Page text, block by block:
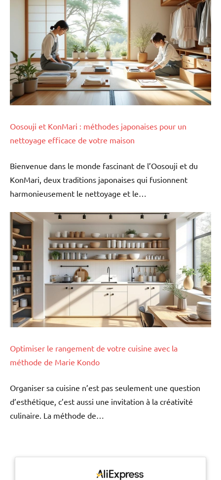
Oosouji et KonMari : méthodes japonaises pour un
nettoyage efficace de votre maison
Bienvenue dans le monde fascinant de l’Oosouji et du
KonMari, deux traditions japonaises qui fusionnent
harmonieusement le nettoyage et le…
Optimiser le rangement de votre cuisine avec la
méthode de Marie Kondo
Organiser sa cuisine n’est pas seulement une question
d’esthétique, c’est aussi une invitation à la créativité
culinaire. La méthode de…